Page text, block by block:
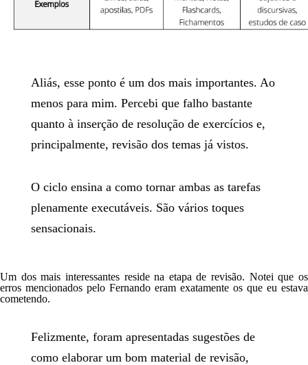
Aliás, esse ponto é um dos mais importantes. Ao
menos para mim. Percebi que falho bastante
quanto à inserção de resolução de exercícios e,
principalmente, revisão dos temas já vistos.
O ciclo ensina a como tornar ambas as tarefas
plenamente executáveis. São vários toques
sensacionais.
Um dos mais interessantes reside na etapa de revisão. Notei que os
erros mencionados pelo Fernando eram exatamente os que eu estava
cometendo.
Felizmente, foram apresentadas sugestões de
como elaborar um bom material de revisão,